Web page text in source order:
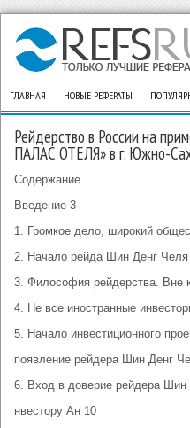
ГЛАВНАЯ НОВЫЕ РЕФЕРАТЫ
Рейдерство в России на
ПАЛАС ОТЕЛЯ» в г. Южно-
Содержание.
Введение 3
1. Громкое дело, широкий
2. Начало рейда Шин Денг Челя
3. Философия рейдерства. Вне
4. Не все иностранные
5. Начало инвестиционного
появление рейдера Шин Денг
6. Вход в доверие рейдера Шин
нвестору Ан 10